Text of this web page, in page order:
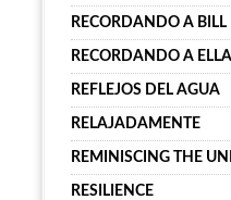
RECORDANDO A
RECORDANDO A
REFLEJOS DEL AGUA
RELAJADAMENTE
REMINISCING THE
RESILIENCE